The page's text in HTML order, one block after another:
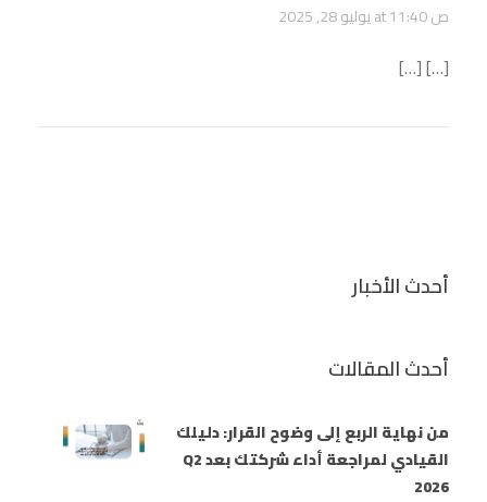
يوليو 28, 2025 at 11:40 ص
[…] […]
أحدث الأخبار
أحدث المقالات
من نهاية الربع إلى وضوح القرار: دليلك
القيادي لمراجعة أداء شركتك بعد Q2
2026